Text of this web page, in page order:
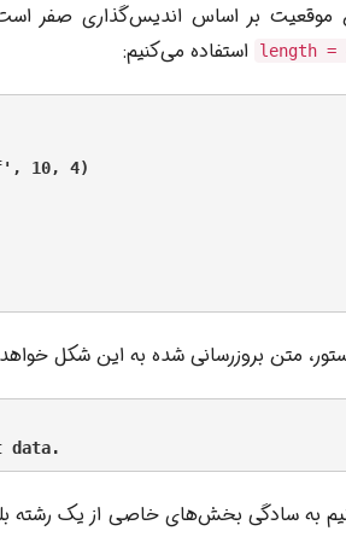
موقعیت بر اساس اندیس‌گذاری صفر
length = استفاده می‌کنیم:
10, 4)
متن بروزرسانی شده به این شکل
به سادگی بخش‌های خاصی از یک رشته